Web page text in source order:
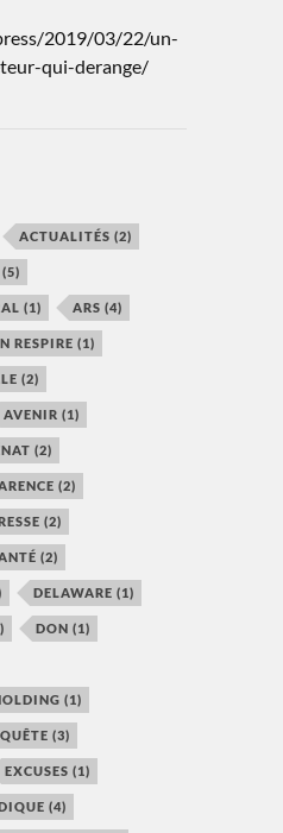
2019/03/22/un-
qui-derange/
ACTUALITÉS (2)
(5)
(1) ARS (4)
RESPIRE (1)
(2)
AVENIR (1)
(2)
(2)
(2)
(2)
DELAWARE (1)
DON (1)
(1)
(3)
EXCUSES (1)
(4)